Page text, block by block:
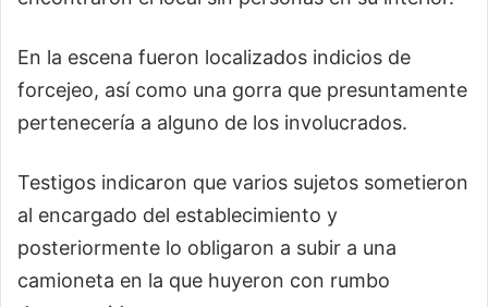
En la escena fueron localizados indicios de
forcejeo, así como una gorra que presuntamente
pertenecería a alguno de los involucrados.
Testigos indicaron que varios sujetos sometieron
al encargado del establecimiento y
posteriormente lo obligaron a subir a una
camioneta en la que huyeron con rumbo